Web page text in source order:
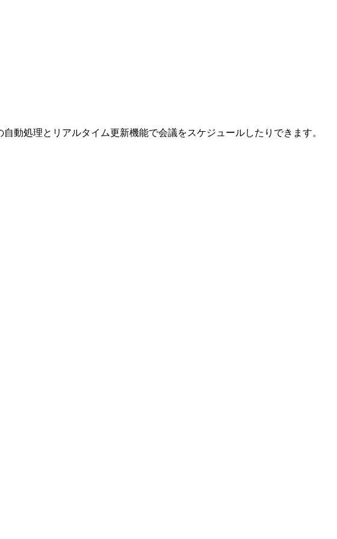
動処理とリアルタイム更新機能で会議をスケジュールしたりできます。